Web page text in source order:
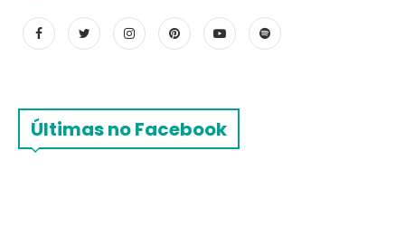
Últimas no Facebook